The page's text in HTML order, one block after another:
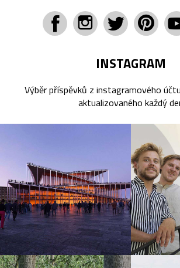
INSTAGRAM
Výběr příspěvků z instagramového účtu
aktualizovaného každý